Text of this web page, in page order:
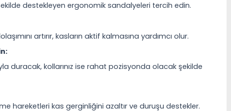
destekleyen ergonomik sandalyeleri tercih edin.
artırır, kasların aktif kalmasına yardımcı olur.
duracak, kollarınız ise rahat pozisyonda olacak şekilde
hareketleri kas gerginliğini azaltır ve duruşu destekler.